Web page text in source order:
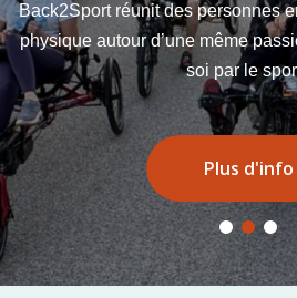
Back2Sport réunit des personnes
physique autour d’une même
soi par le
Plus d'info